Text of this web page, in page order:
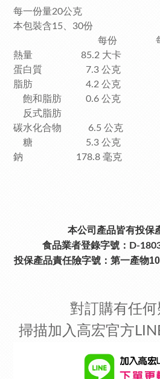
每一份量20公克
本包裝含15、30份
每份 每100
熱量 85.2 大卡
蛋白質 7.3 公克
脂肪 4.2 公克
飽和脂肪 0.6 公克
反式脂肪
碳水化合物 6.5 公克
糖 5.3 公克
鈉 178.8 毫克
本公司產品皆有投保
食品業者登錄字號：D-
投保產品責任險字號： 第一產物
對訂購有任何
掃描加入高宏官方